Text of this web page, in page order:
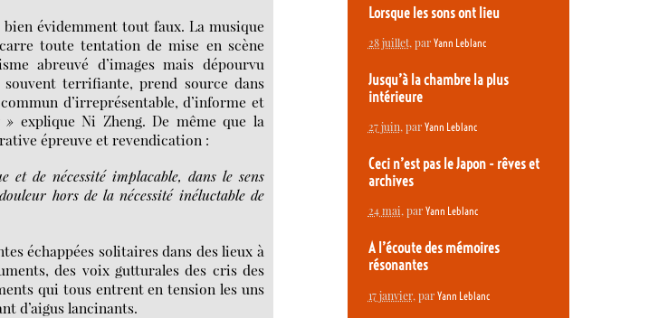
évidemment tout faux. La musique
toute tentation de mise en scène
abreuvé d’images mais dépourvu
souvent terrifiante, prend source dans
d’irreprésentable, d’informe et
» explique Ni Zheng. De même que la
épreuve et revendication :
de nécessité implacable, dans le sens
hors de la nécessité inéluctable de
échappées solitaires dans des lieux à
des voix gutturales des cris des
qui tous entrent en tension les uns
d’aigus lancinants.
Lorsque les sons ont lieu
28 juillet, par Yann Leblanc
Jusqu’à la chambre la plus
intérieure
27 juin, par Yann Leblanc
Ceci n’est pas le Japon - rêves et
archives
24 mai, par Yann Leblanc
A l’écoute des mémoires
résonantes
17 janvier, par Yann Leblanc